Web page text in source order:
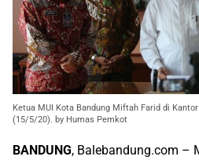
Ketua MUI Kota Bandung Miftah Farid di
(15/5/20). by Humas Pemkot
BANDUNG, Balebandung.com –